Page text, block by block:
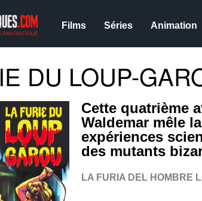
Films Séries Animation
DU LOUP-
Cette quatrième
Waldemar mêle
expériences
des mutants
LA FURIA DEL HOMBRE